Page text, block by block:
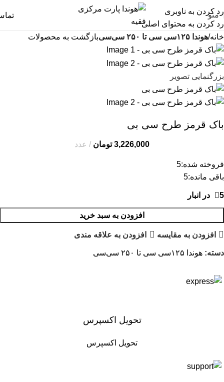
رد کردن به ناوبری
رد کردن به محتوای اصلی
منو
خانه هوندا ۱۲۵سی سی تا ۲۵۰ سی‌سی بازگشت به محصولات
بزرگنمایی تصویر
باک قرمز طرح سی بی
3,226,000 تومان عدد
فروخته شده:5
باقی مانده:5
5 در انبار
افزودن به سبد خرید
افزودن به مقایسه افزودن به علاقه مندی
دسته: هوندا ۱۲۵سی سی تا ۲۵۰ سی‌سی
تحویل اکسپرس
تحویل اکسپرس